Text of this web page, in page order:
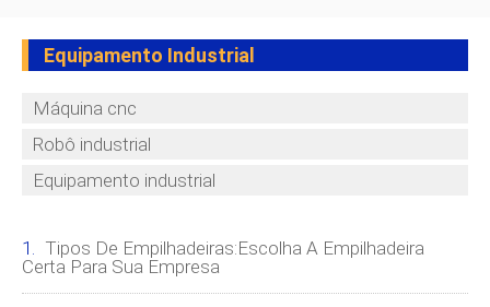
Equipamento Industrial
Máquina cnc
Robô industrial
Equipamento industrial
Tipos De Empilhadeiras:Escolha A Empilhadeira
Certa Para Sua Empresa